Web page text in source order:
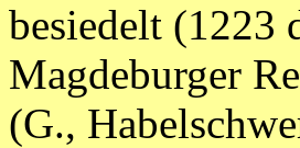
besiedelt (1223
Magdeburger
(G.,